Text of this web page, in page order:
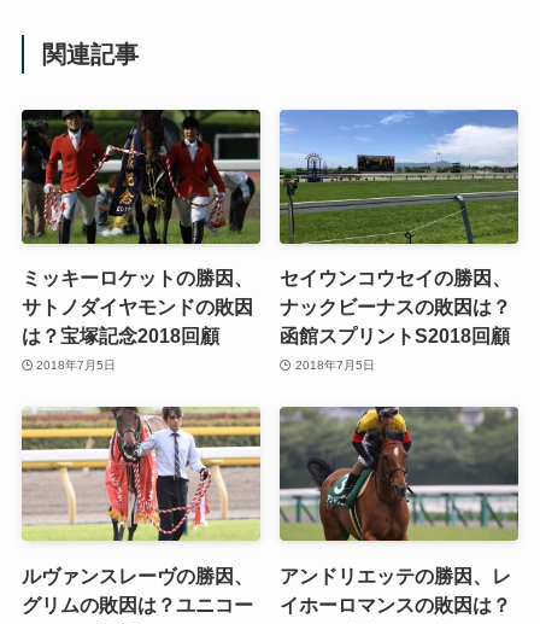
関連記事
ミッキーロケットの勝因、
サトノダイヤモンドの敗因
は？宝塚記念2018回顧
2018年7月5日
セイウンコウセイの勝因、
ナックビーナスの敗因は？
函館スプリントS2018回顧
2018年7月5日
ルヴァンスレーヴの勝因、
グリムの敗因は？ユニコー
アンドリエッテの勝因、レ
イホーロマンスの敗因は？